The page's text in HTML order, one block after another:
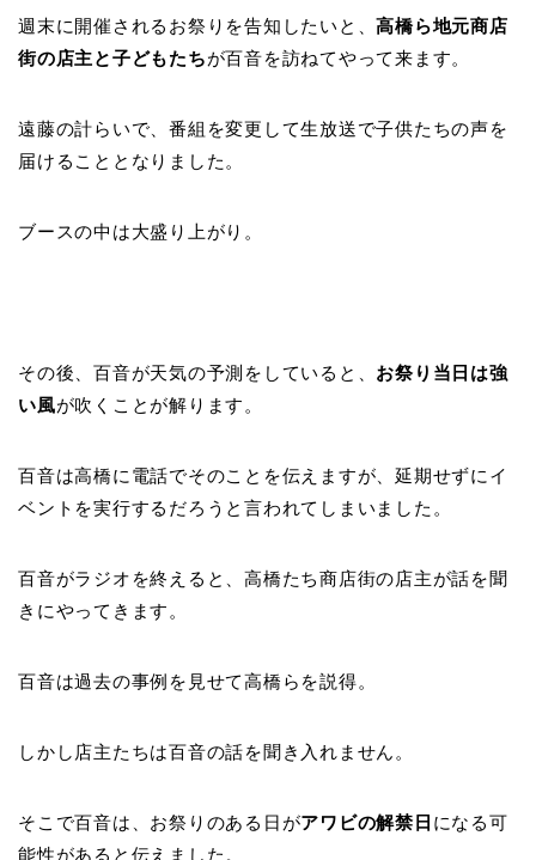
週末に開催されるお祭りを告知したいと、高橋ら地元商店
街の店主と子どもたちが百音を訪ねてやって来ます。
遠藤の計らいで、番組を変更して生放送で子供たちの声を
届けることとなりました。
ブースの中は大盛り上がり。
その後、百音が天気の予測をしていると、 お祭り当日は強
い風が吹くことが解ります。
百音は高橋に電話でそのことを伝えますが、延期せずにイ
ベントを実行するだろうと言われてしまいました。
百音がラジオを終えると、高橋たち商店街の店主が話を聞
きにやってきます。
百音は過去の事例を見せて高橋らを説得。
しかし店主たちは百音の話を聞き入れません。
そこで百音は、お祭りのある日がアワビの解禁日 になる可
能性があると伝えました。